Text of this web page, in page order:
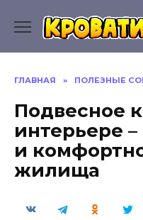
содержанию
ГЛАВНАЯ » ПОЛЕЗНЫЕ
Подвесное
интерьере
и
жилища